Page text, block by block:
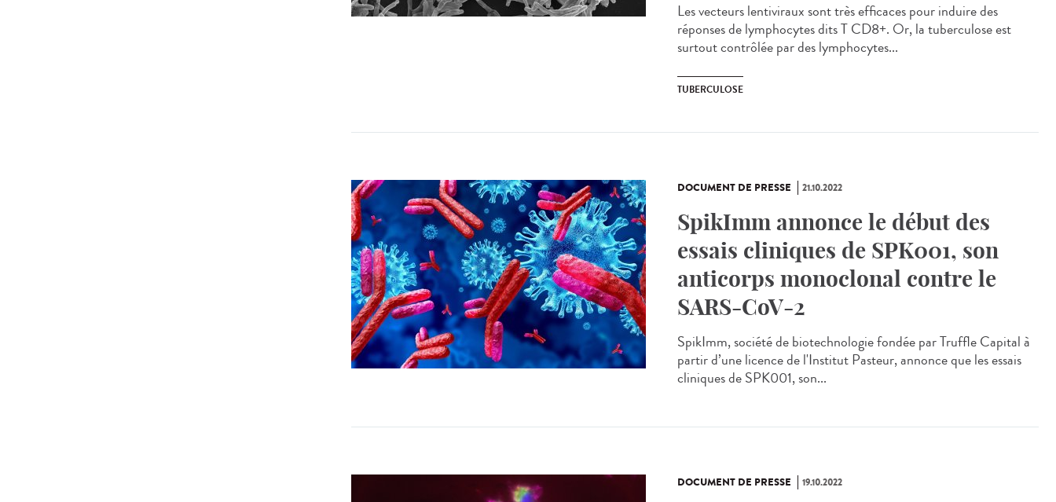
Les vecteurs lentiviraux sont très efficaces pour induire des
réponses de lymphocytes dits T CD8+. Or, la tuberculose est
surtout contrôlée par des lymphocytes...
TUBERCULOSE
DOCUMENT DE PRESSE 21.10.2022
SpikImm annonce le début des
essais cliniques de SPK001, son
anticorps monoclonal contre le
SARS-CoV-2
SpikImm, société de biotechnologie fondée par Truffle Capital à
partir d’une licence de l'Institut Pasteur, annonce que les essais
cliniques de SPK001, son...
DOCUMENT DE PRESSE 19.10.2022